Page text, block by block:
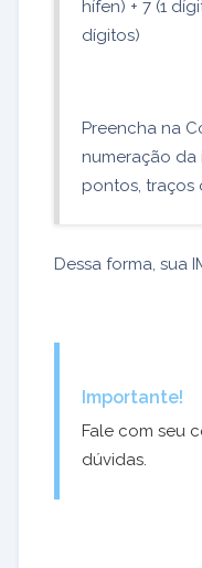
hífen) + 7 (1
dígitos)
Preencha na
numeração da
pontos, traços
Dessa forma, sua
Importante!
Fale com seu
dúvidas.